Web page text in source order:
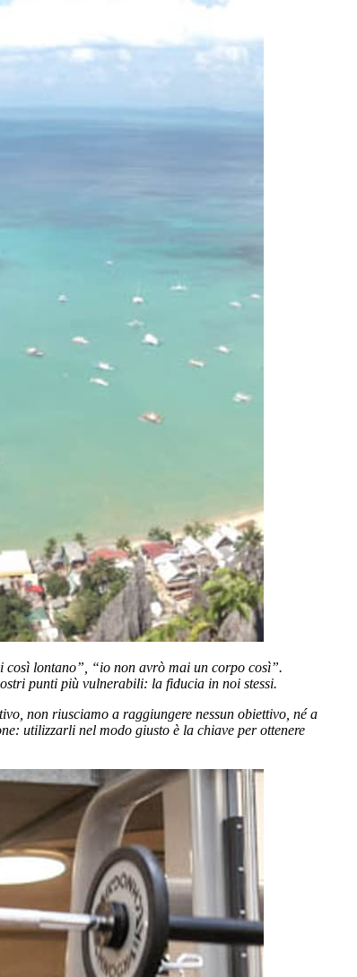
lontano”, “io non avrò mai un corpo così”.
punti più vulnerabili: la fiducia in noi stessi.
non riusciamo a raggiungere nessun obiettivo, né a
utilizzarli nel modo giusto è la chiave per ottenere